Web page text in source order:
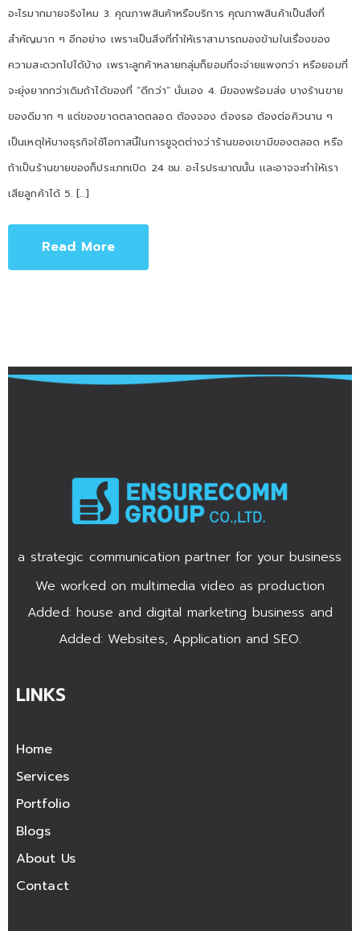
อะไรมากมายจริงไหม 3. คุณภาพสินค้าหรือบริการ คุณภาพสินค้าเป็นสิ่งที่
สำคัญมาก ๆ อีกอย่าง เพราะเป็นสิ่งที่ทำให้เราสามารถมองข้ามในเรื่องของ
ความสะดวกไปได้บ้าง เพราะลูกค้าหลายกลุ่มก็ยอมที่จะจ่ายแพงกว่า หรือยอมที่
จะยุ่งยากกว่าเดิมถ้าได้ของที่ “ดีกว่า” นั่นเอง 4. มีของพร้อมส่ง บางร้านขาย
ของดีมาก ๆ แต่ของขาดตลาดตลอด ต้องจอง ต้องรอ ต้องต่อคิวนาน ๆ
เป็นเหตุให้บางธุรกิจใช้โอกาสนี้ในการชูจุดต่างว่าร้านของเขามีของตลอด หรือ
ถ้าเป็นร้านขายของก็ประเภทเปิด 24 ชม. อะไรประมาณนั้น เเละอาจจะทำให้เรา
เสียลูกค้าได้ 5. […]
Read More
a strategic communication partner for your business
We worked on multimedia video as production
Added: house and digital marketing business and
Added: Websites, Application and SEO.
LINKS
Home
Services
Portfolio
Blogs
About Us
Contact